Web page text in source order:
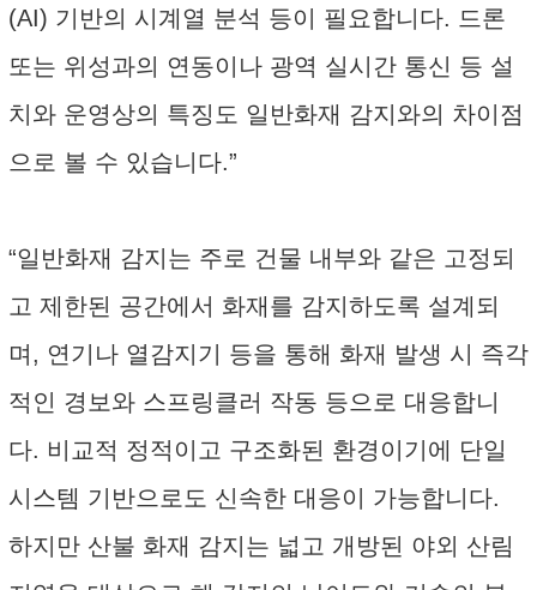
(AI) 기반의 시계열 분석 등이 필요합니다. 드론
또는 위성과의 연동이나 광역 실시간 통신 등 설
치와 운영상의 특징도 일반화재 감지와의 차이점
으로 볼 수 있습니다.”
“일반화재 감지는 주로 건물 내부와 같은 고정되
고 제한된 공간에서 화재를 감지하도록 설계되
며, 연기나 열감지기 등을 통해 화재 발생 시 즉각
적인 경보와 스프링클러 작동 등으로 대응합니
다. 비교적 정적이고 구조화된 환경이기에 단일
시스템 기반으로도 신속한 대응이 가능합니다.
하지만 산불 화재 감지는 넓고 개방된 야외 산림